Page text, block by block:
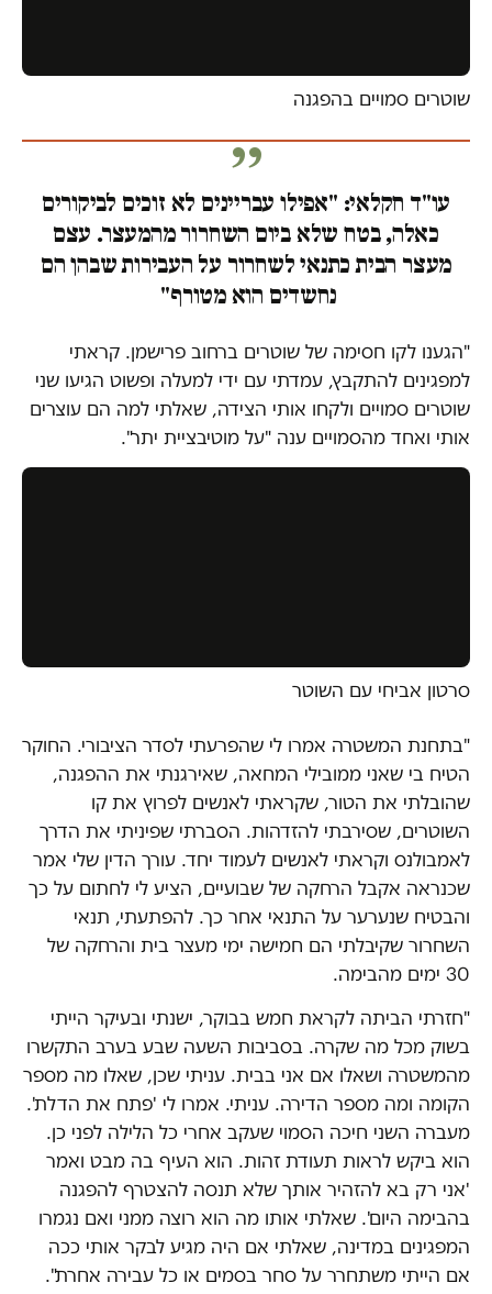
שוטרים סמויים בהפגנה
עו"ד חקלאי: "אפילו עבריינים לא זוכים לביקורים
כאלה, בטח שלא ביום השחרור מהמעצר. עצם
מעצר הבית כתנאי לשחרור על העבירות שבהן הם
נחשדים הוא מטורף"
"הגענו לקו חסימה של שוטרים ברחוב פרישמן. קראתי
למפגינים להתקבץ, עמדתי עם ידי למעלה ופשוט הגיעו שני
שוטרים סמויים ולקחו אותי הצידה, שאלתי למה הם עוצרים
אותי ואחד מהסמויים ענה "על מוטיבציית יתר".
סרטון אביחי עם השוטר
"בתחנת המשטרה אמרו לי שהפרעתי לסדר הציבורי. החוקר
הטיח בי שאני ממובילי המחאה, שאירגנתי את ההפגנה,
שהובלתי את הטור, שקראתי לאנשים לפרוץ את קו
השוטרים, שסירבתי להזדהות. הסברתי שפיניתי את הדרך
לאמבולנס וקראתי לאנשים לעמוד יחד. עורך הדין שלי אמר
שכנראה אקבל הרחקה של שבועיים, הציע לי לחתום על כך
והבטיח שנערער על התנאי אחר כך. להפתעתי, תנאי
השחרור שקיבלתי הם חמישה ימי מעצר בית והרחקה של
30 ימים מהבימה.
"חזרתי הביתה לקראת חמש בבוקר, ישנתי ובעיקר הייתי
בשוק מכל מה שקרה. בסביבות השעה שבע בערב התקשרו
מהמשטרה ושאלו אם אני בבית. עניתי שכן, שאלו מה מספר
הקומה ומה מספר הדירה. עניתי. אמרו לי 'פתח את הדלת'.
מעברה השני חיכה הסמוי שעקב אחרי כל הלילה לפני כן.
הוא ביקש לראות תעודת זהות. הוא העיף בה מבט ואמר
'אני רק בא להזהיר אותך שלא תנסה להצטרף להפגנה
בהבימה היום'. שאלתי אותו מה הוא רוצה ממני ואם נגמרו
המפגינים במדינה, שאלתי אם היה מגיע לבקר אותי ככה
אם הייתי משתחרר על סחר בסמים או כל עבירה אחרת".